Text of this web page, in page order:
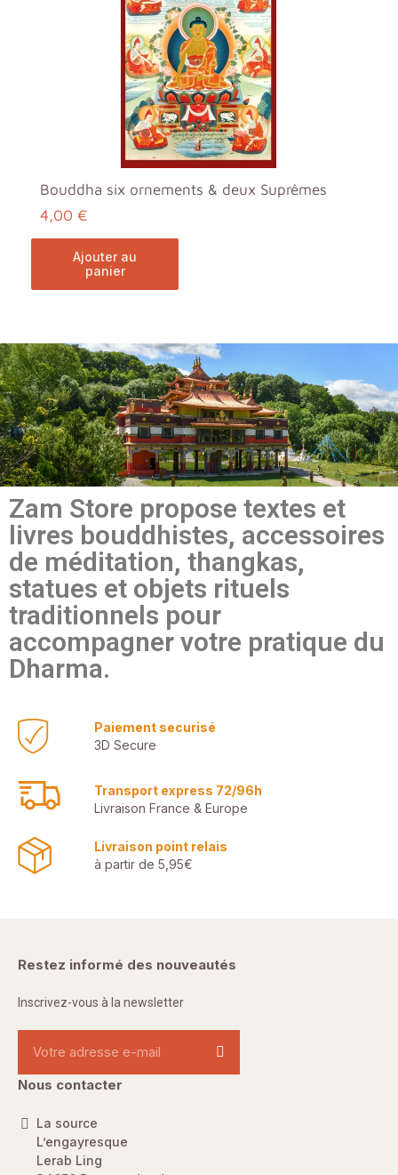
Bouddha six ornements & deux Suprêmes
4,00 €
ajouter au
panier
Zam Store propose textes et
livres bouddhistes, accessoires
de méditation, thangkas,
statues et objets rituels
traditionnels pour
accompagner votre pratique du
Dharma.
Paiement securisé
3D Secure
Transport express 72/96h
Livraison France & Europe
Livraison point relais
à partir de 5,95€
Restez informé des nouveautés
Inscrivez-vous à la newsletter
Nous contacter
La source
L’engayresque
Lerab Ling